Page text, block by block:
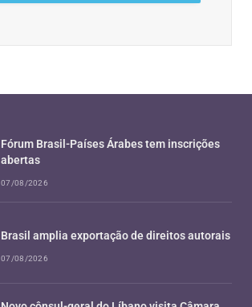
Fórum Brasil-Países Árabes tem inscrições
abertas
07/08/2026
Brasil amplia exportação de direitos autorais
07/08/2026